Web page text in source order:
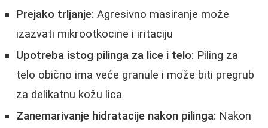
Prejako trljanje: Agresivno masiranje može
izazvati mikrootkocine i iritaciju
Upotreba istog pilinga za lice i telo: Piling za
telo obično ima veće granule i može biti pregrub
za delikatnu kožu lica
Zanemarivanje hidratacije nakon pilinga: Nakon